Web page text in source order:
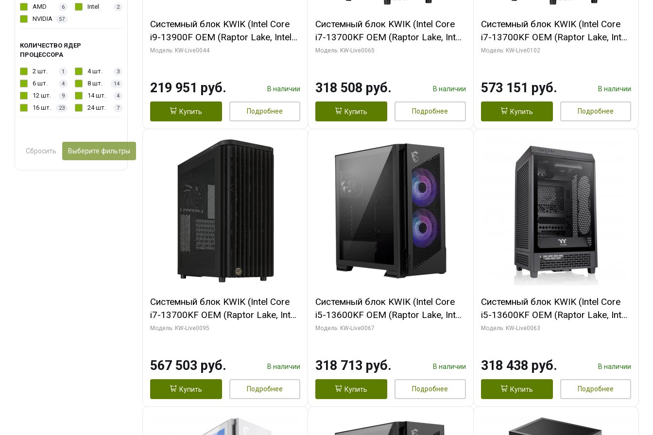
AMD 6 Intel 2
NVIDIA 57
КОЛИЧЕСТВО ЯДЕР
ПРОЦЕССОРА
2 шт. 1 4 шт. 3
6 шт. 4 8 шт. 14
12 шт. 9 14 шт. 4
16 шт. 23 24 шт. 7
Сбросить Выберите фильтры
Системный блок KWIK (Intel Core
i9-13900F OEM (Raptor Lake, Intel
7, Efficient-co/ 32 ГБ ОЗУ (2
HD/ 512 ГБ SSD)
Модель: KW-Live0044
219 951 руб. В наличии
Купить Подробнее
Системный блок KWIK (Intel Core
i7-13700KF OEM (Raptor Lake, Intel
7, C16 8EC/8PC/ 64 ГБ ОЗУ (2
2/ 1 ТБ SSD)
Модель: KW-Live0065
318 508 руб. В наличии
Купить Подробнее
Системный блок KWIK (Intel Core
i7-13700KF OEM (Raptor Lake, Intel
7, C16 8EC/8PC/ 32 ГБ ОЗУ (2
Turbo/ 960 ГБ SSD)
Модель: KW-Live0102
573 151 руб. В наличии
Купить Подробнее
Системный блок KWIK (Intel Core
i7-13700KF OEM (Raptor Lake, Intel
7, C16 8EC/8PC/ 32 ГБ ОЗУ (2
Turbo/ 512 ГБ SSD)
Модель: KW-Live0095
567 503 руб. В наличии
Купить Подробнее
Системный блок KWIK (Intel Core
i5-13600KF OEM (Raptor Lake, Intel
7, C14 8EC/6PC/ 64 ГБ ОЗУ/ Palit
SSD)
Модель: KW-Live0067
318 713 руб. В наличии
Купить Подробнее
Системный блок KWIK (Intel Core
i5-13600KF OEM (Raptor Lake, Intel
7, C14 8EC/6PC/ 64 ГБ ОЗУ/ MSI
SSD)
Модель: KW-Live0063
318 438 руб. В наличии
Купить Подробнее